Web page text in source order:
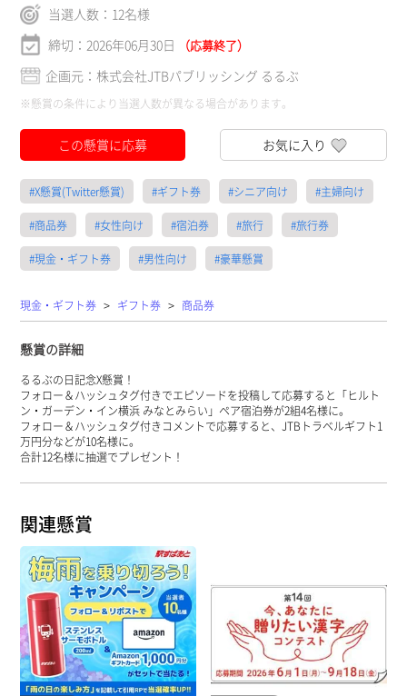
当選人数： 12名様
締切：2026年06月30日
（応募終了）
企画元：株式会社JTBパブリッシング るるぶ
※懸賞の条件により当選人数が異なる場合があります。
この懸賞に応募 お気に入り
#X懸賞(Twitter懸賞) #ギフト券 #シニア向け #主婦向け
#商品券 #女性向け #宿泊券 #旅行 #旅行券
#現金・ギフト券 #男性向け #豪華懸賞
現金・ギフト券 > ギフト券 > 商品券
懸賞の詳細
るるぶの日記念X懸賞！
フォロー＆ハッシュタグ付きでエピソードを投稿して応募すると「ヒルト
ン・ガーデン・イン横浜 みなとみらい」ペア宿泊券が2組4名様に。
フォロー＆ハッシュタグ付きコメントで応募すると、JTBトラベルギフト1
万円分などが10名様に。
合計12名様に抽選でプレゼント！
関連懸賞